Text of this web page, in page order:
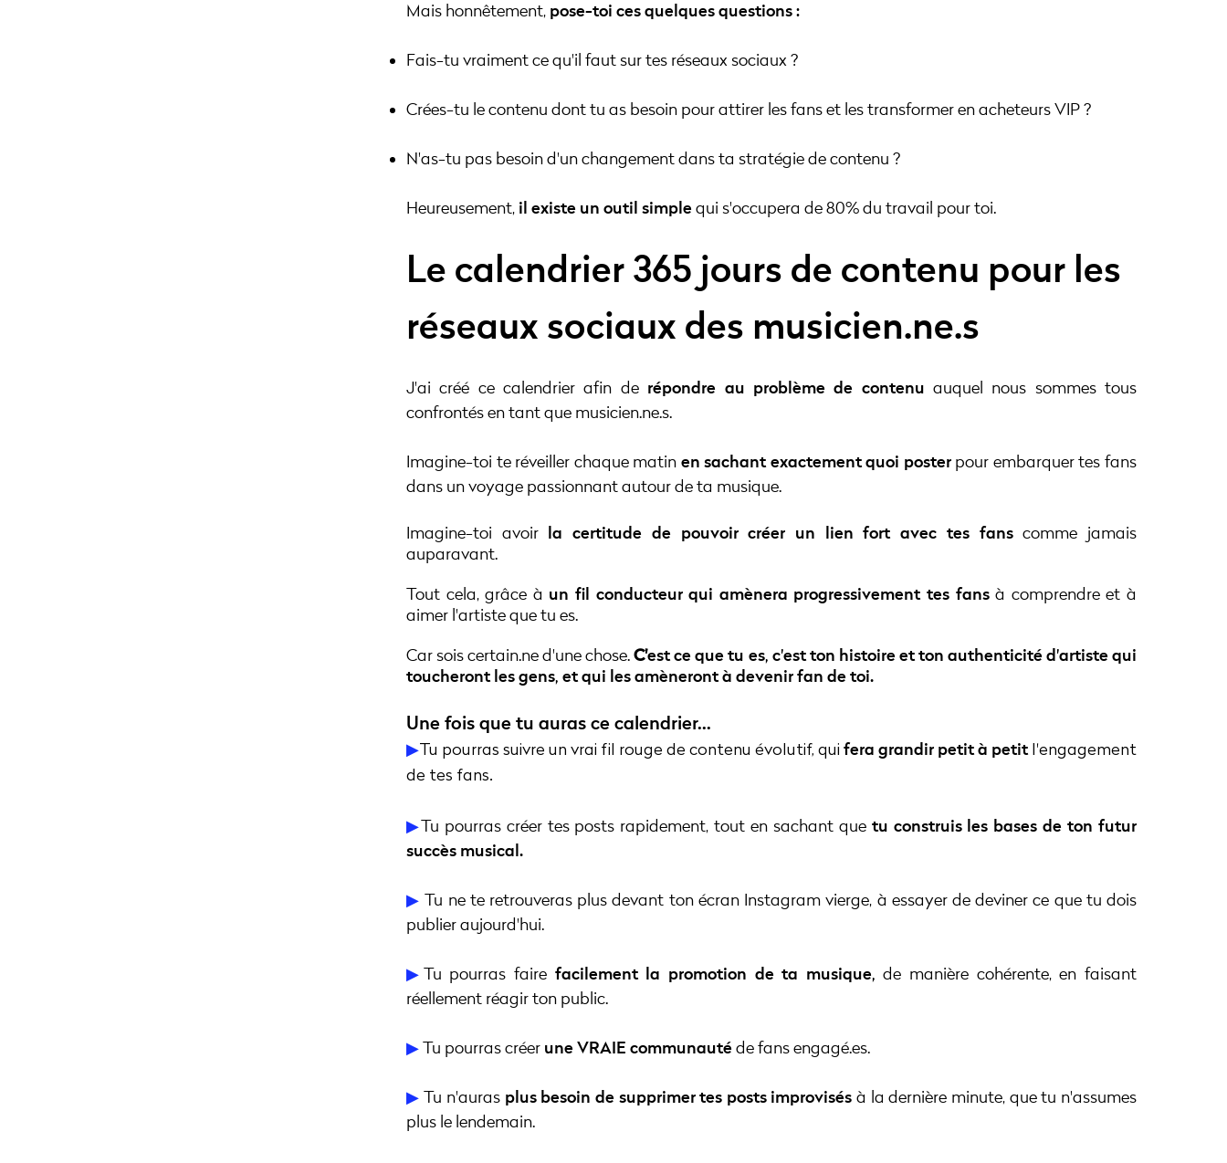
Mais honnêtement, pose-toi ces quelques questions :
Fais-tu vraiment ce qu'il faut sur tes réseaux sociaux ?
Crées-tu le contenu dont tu as besoin pour attirer les fans et les transformer en acheteurs VIP ?
N'as-tu pas besoin d'un changement dans ta stratégie de contenu ?
Heureusement, il existe un outil simplequi s'occupera de 80% du travail pour toi.
Le calendrier 365 jours de contenu pour les
réseaux sociaux des musicien.ne.s
J'ai créé ce calendrier afin de répondre au problème de contenu auquel nous sommes tous
confrontés en tant que musicien.ne.s.
Imagine-toi te réveiller chaque matin en sachant exactement quoi posterpour embarquer tes fans
dans un voyage passionnant autour de ta musique.
Imagine-toi avoir la certitude de pouvoir créer un lien fort avec tes fanscomme jamais
auparavant.
Tout cela, grâce à un fil conducteur qui amènera progressivement tes fansà comprendre et à
aimer l'artiste que tu es.
Car sois certain.ne d'une chose.C'est ce que tu es, c'est ton histoire et ton authenticité d'artiste qui
toucheront les gens, et qui les amèneront à devenir fan de toi.
Une fois que tu auras ce calendrier...
▶︎Tu pourras suivre un vrai fil rouge de contenu évolutif, qui fera grandir petit à petit l'engagement
de tes fans.
▶︎Tu pourras créer tes posts rapidement, tout en sachant que tu construis les bases de ton futur
succès musical.
▶︎ Tu ne te retrouveras plus devant ton écran Instagram vierge, à essayer de deviner ce que tu dois
publier aujourd'hui.
▶︎ Tu pourras faire facilement la promotion de ta musique, de manière cohérente, en faisant
réellement réagir ton public.
▶︎Tu pourras créer une VRAIE communautéde fans engagé.es.
▶︎ Tu n'auras plus besoin de supprimer tes posts improvisésà la dernière minute, que tu n'assumes
plus le lendemain.